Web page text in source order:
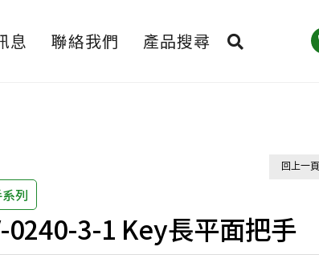
息 聯絡我們 產品搜尋
回上一頁
列
0240-3-1 Key長平面把手